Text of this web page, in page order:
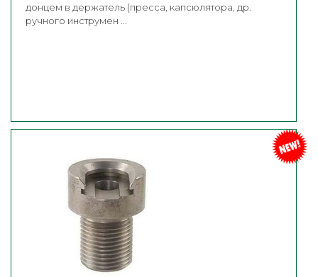
донцем в держатель (пресса, капсюлятора, др.
ручного инструмен ...